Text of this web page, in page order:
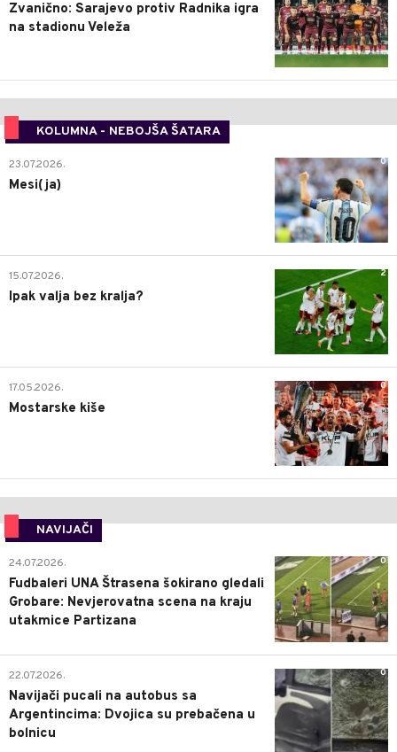
Zvanično: Sarajevo protiv Radnika igra
na stadionu Veleža
KOLUMNA - NEBOJŠA ŠATARA
0
23.07.2026.
Mesi(ja)
2
15.07.2026.
Ipak valja bez kralja?
0
17.05.2026.
Mostarske kiše
NAVIJAČI
0
24.07.2026.
Fudbaleri UNA Štrasena šokirano gledali
Grobare: Nevjerovatna scena na kraju
utakmice Partizana
0
22.07.2026.
Navijači pucali na autobus sa
Argentincima: Dvojica su prebačena u
bolnicu